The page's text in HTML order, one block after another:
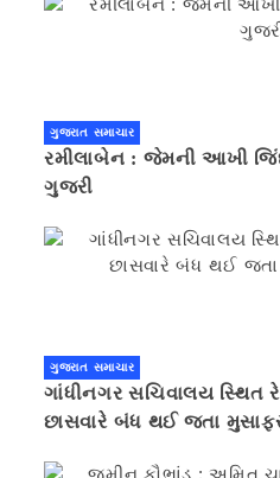
ગુજરાત સમાચાર
રમીલાબેન : જેમની આખી
ગુજરી
ગુજરાત સમાચાર
ગાંધીનગર સચિવાલય સ્થિત
છાસવારે બંધ થઈ જતા